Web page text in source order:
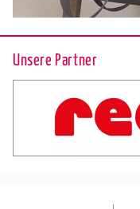
Unsere Partner